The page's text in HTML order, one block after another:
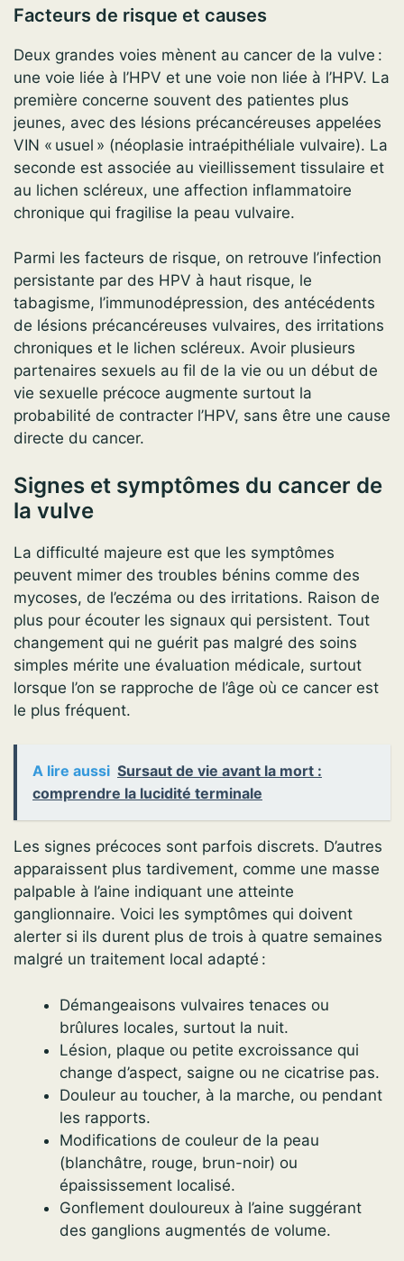
Facteurs de risque et causes
Deux grandes voies mènent au cancer de la vulve :
une voie liée à l’HPV et une voie non liée à l’HPV. La
première concerne souvent des patientes plus
jeunes, avec des lésions précancéreuses appelées
VIN « usuel » (néoplasie intraépithéliale vulvaire). La
seconde est associée au vieillissement tissulaire et
au lichen scléreux, une affection inflammatoire
chronique qui fragilise la peau vulvaire.
Parmi les facteurs de risque, on retrouve l’infection
persistante par des HPV à haut risque, le
tabagisme, l’immunodépression, des antécédents
de lésions précancéreuses vulvaires, des irritations
chroniques et le lichen scléreux. Avoir plusieurs
partenaires sexuels au fil de la vie ou un début de
vie sexuelle précoce augmente surtout la
probabilité de contracter l’HPV, sans être une cause
directe du cancer.
Signes et symptômes du cancer de
la vulve
La difficulté majeure est que les symptômes
peuvent mimer des troubles bénins comme des
mycoses, de l’eczéma ou des irritations. Raison de
plus pour écouter les signaux qui persistent. Tout
changement qui ne guérit pas malgré des soins
simples mérite une évaluation médicale, surtout
lorsque l’on se rapproche de l’âge où ce cancer est
le plus fréquent.
A lire aussi Sursaut de vie avant la mort :
comprendre la lucidité terminale
Les signes précoces sont parfois discrets. D’autres
apparaissent plus tardivement, comme une masse
palpable à l’aine indiquant une atteinte
ganglionnaire. Voici les symptômes qui doivent
alerter si ils durent plus de trois à quatre semaines
malgré un traitement local adapté :
Démangeaisons vulvaires tenaces ou
brûlures locales, surtout la nuit.
Lésion, plaque ou petite excroissance qui
change d’aspect, saigne ou ne cicatrise pas.
Douleur au toucher, à la marche, ou pendant
les rapports.
Modifications de couleur de la peau
(blanchâtre, rouge, brun-noir) ou
épaississement localisé.
Gonflement douloureux à l’aine suggérant
des ganglions augmentés de volume.